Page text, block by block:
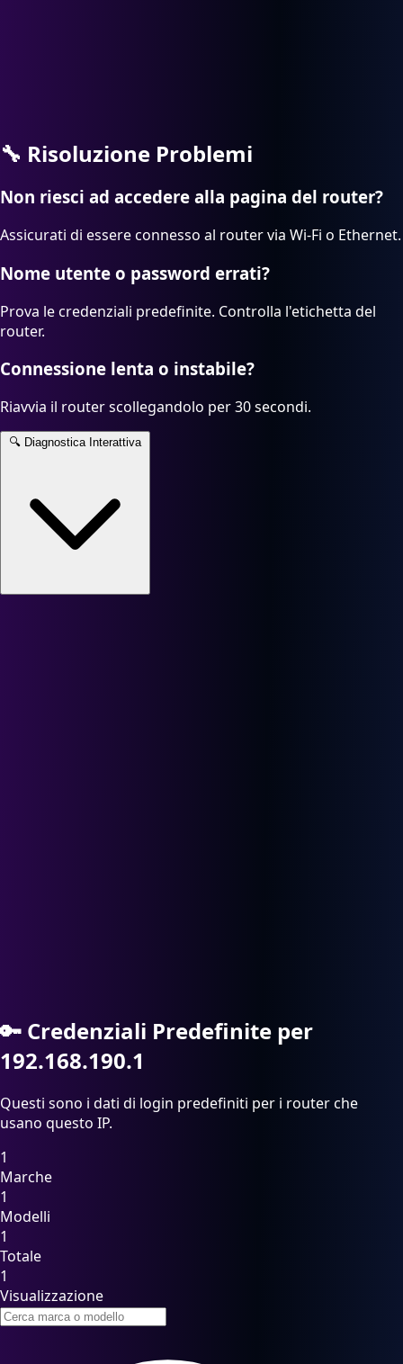
🔧 Risoluzione Problemi
Non riesci ad accedere alla pagina del router?
Assicurati di essere connesso al router via Wi-Fi o Ethernet.
Nome utente o password errati?
Prova le credenziali predefinite. Controlla l'etichetta del
router.
Connessione lenta o instabile?
Riavvia il router scollegandolo per 30 secondi.
🔍 Diagnostica Interattiva
🔑 Credenziali Predefinite per
192.168.190.1
Questi sono i dati di login predefiniti per i router che
usano questo IP.
1
Marche
1
Modelli
1
Totale
1
Visualizzazione